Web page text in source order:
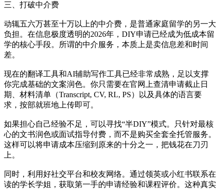
三、打破中介费
动辄五六万甚至十万以上的中介费，是普通家庭留学的另一大
负担。在信息极度透明的2026年，DIY申请已经成为低成本留
学的核心手段。所谓的中介服务，本质上是卖信息差和时间
差。
现在的翻译工具和AI辅助写作工具已经非常成熟，足以支撑
你完成基础的文案润色。你只需要在官网上查清申请截止日
期、材料清单（Transcript, CV, RL, PS）以及具体的语言要
求，按部就班地上传即可。
如果担心自己经验不足，可以寻找“半DIY”模式。只针对最核
心的文书润色或面试指导付费，而不是购买全套全托管服务。
这样可以将申请成本压缩到原来的十分之一，把钱花在刀刃
上。
同时，利用好社交平台和校友网络。通过领英或小红书联系在
读的学长学姐，获取第一手的申请经验和课程评价。这种真实